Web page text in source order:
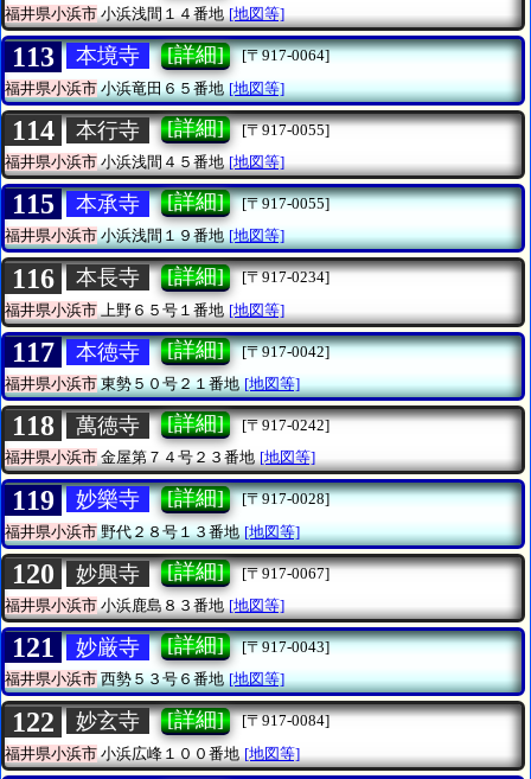
福井県小浜市小浜浅間１４番地 [地図等]
113 本境寺 [詳細]
[〒917-0064]
福井県小浜市小浜竜田６５番地 [地図等]
114 本行寺 [詳細]
[〒917-0055]
福井県小浜市小浜浅間４５番地 [地図等]
115 本承寺 [詳細]
[〒917-0055]
福井県小浜市小浜浅間１９番地 [地図等]
116 本長寺 [詳細]
[〒917-0234]
福井県小浜市 上野６５号１番地 [地図等]
117 本徳寺 [詳細]
[〒917-0042]
福井県小浜市東勢５０号２１番地 [地図等]
118 萬徳寺 [詳細]
[〒917-0242]
福井県小浜市金屋第７４号２３番地 [地図等]
119 妙樂寺 [詳細]
[〒917-0028]
福井県小浜市野代２８号１３番地 [地図等]
120 妙興寺 [詳細]
[〒917-0067]
福井県小浜市小浜鹿島８３番地 [地図等]
121 妙厳寺 [詳細]
[〒917-0043]
福井県小浜市西勢５３号６番地 [地図等]
122 妙玄寺 [詳細]
[〒917-0084]
福井県小浜市 小浜広峰１００番地 [地図等]